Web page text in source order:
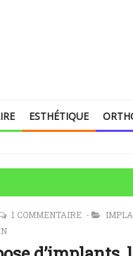
ESTHÉTIQUE
1 COMMENTAIRE